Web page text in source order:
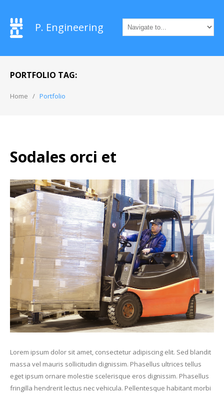
P. Engineering
PORTFOLIO TAG:
Home Portfolio
Sodales orci et
Lorem ipsum dolor sit amet, consectetur adipiscing elit. Sed blandit
massa vel mauris sollicitudin dignissim. Phasellus ultrices tellus
eget ipsum ornare molestie scelerisque eros dignissim. Phasellus
fringilla hendrerit lectus nec vehicula. Pellentesque habitant morbi